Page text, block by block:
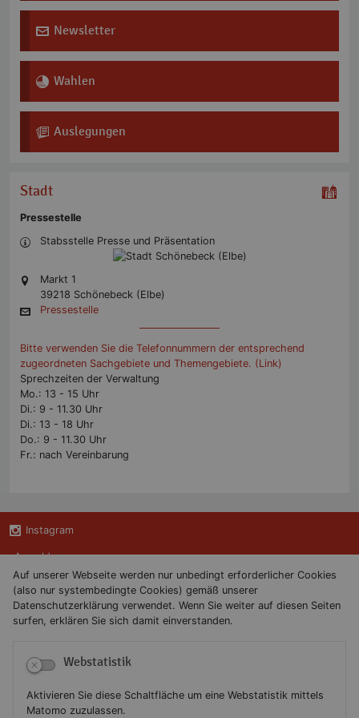
Auf unserer Webseite werden nur unbedingt erforderlicher Cookies
(also nur systembedingte Cookies) gemäß unserer
Datenschutzerklärung verwendet. Wenn Sie weiter auf diesen Seiten
surfen, erklären Sie sich damit einverstanden.
Webstatistik
Aktivieren Sie diese Schaltfläche um eine Webstatistik mittels
Matomo zuzulassen.
icon icon-envelop3
Newsletter
icon icon-pie-chart3
Wahlen
icon icon-stack-text
Auslegungen
Stadt
Pressestelle
Stabsstelle Presse und Präsentation
Markt 1
39218 Schönebeck (Elbe)
Pressestelle
Bitte verwenden Sie die Telefonnummern der entsprechend
zugeordneten Sachgebiete und Themengebiete. (Link)
Sprechzeiten der Verwaltung
Mo.: 13 - 15 Uhr
Di.: 9 - 11.30 Uhr
Di.: 13 - 18 Uhr
Do.: 9 - 11.30 Uhr
Fr.: nach Vereinbarung
Instagram
Anmelden
Kontakt
Newsletter
Newsletterabmeldung
Impressum